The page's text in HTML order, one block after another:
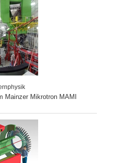
Mainzer Mikrotron MAMI